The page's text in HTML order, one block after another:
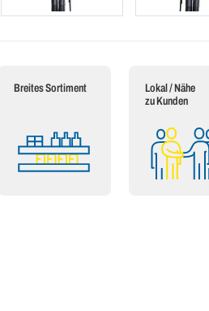
Breites Sortiment
Lokal / Nähe
zu Kunden